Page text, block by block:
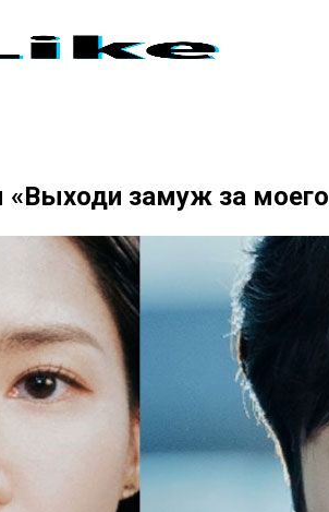
замуж за